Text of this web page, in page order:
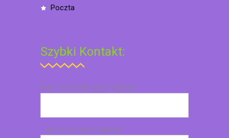
poczta
Szybki Kontakt:
Imię i nazwisko (wymagane)
Twój email (wymagane)